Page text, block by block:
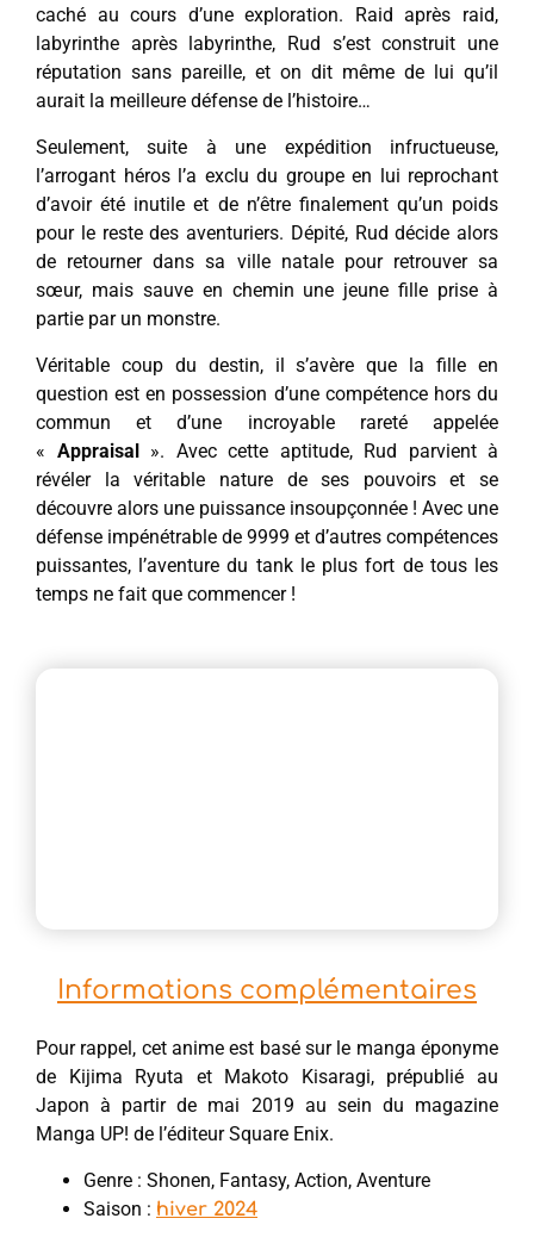
caché au cours d’une exploration. Raid après raid,
labyrinthe après labyrinthe, Rud s’est construit une
réputation sans pareille, et on dit même de lui qu’il
aurait la meilleure défense de l’histoire…
Seulement, suite à une expédition infructueuse,
l’arrogant héros l’a exclu du groupe en lui reprochant
d’avoir été inutile et de n’être finalement qu’un poids
pour le reste des aventuriers. Dépité, Rud décide alors
de retourner dans sa ville natale pour retrouver sa
sœur, mais sauve en chemin une jeune fille prise à
partie par un monstre.
Véritable coup du destin, il s’avère que la fille en
question est en possession d’une compétence hors du
commun et d’une incroyable rareté appelée
« Appraisal
». Avec cette aptitude, Rud parvient à
révéler la véritable nature de ses pouvoirs et se
découvre alors une puissance insoupçonnée ! Avec une
défense impénétrable de 9999 et d’autres compétences
puissantes, l’aventure du tank le plus fort de tous les
temps ne fait que commencer !
Informations complémentaires
Pour rappel, cet anime est basé sur le manga éponyme
de Kijima Ryuta et Makoto Kisaragi, prépublié au
Japon à partir de mai 2019 au sein du magazine
Manga UP! de l’éditeur Square Enix.
Genre : Shonen, Fantasy, Action, Aventure
Saison : hiver 2024